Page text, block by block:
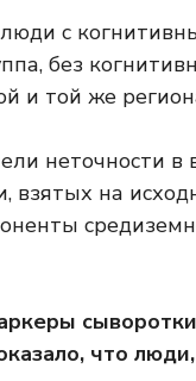
люди с
без
и той же
неточности в
взятых на
что